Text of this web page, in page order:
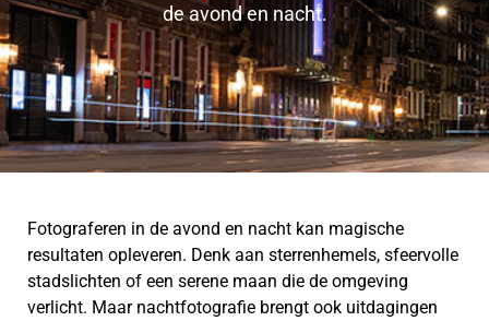
de avond en nacht.
Fotograferen in de avond en nacht kan magische
resultaten opleveren. Denk aan sterrenhemels, sfeervolle
stadslichten of een serene maan die de omgeving
verlicht. Maar nachtfotografie brengt ook uitdagingen